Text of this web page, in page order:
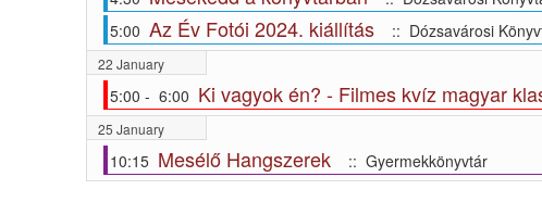
5:00 Az Év Fotói 2024. kiállítás :: Dózsavárosi
22 January
5:00 - 6:00 Ki vagyok én? - Filmes kvíz magyar
25 January
10:15 Mesélő Hangszerek :: Gyermekkönyvtár